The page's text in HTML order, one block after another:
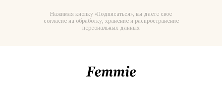
Нажимая кнопку «Подписаться», вы даете свое
согласие на обработку, хранение и распространение
персональных данных